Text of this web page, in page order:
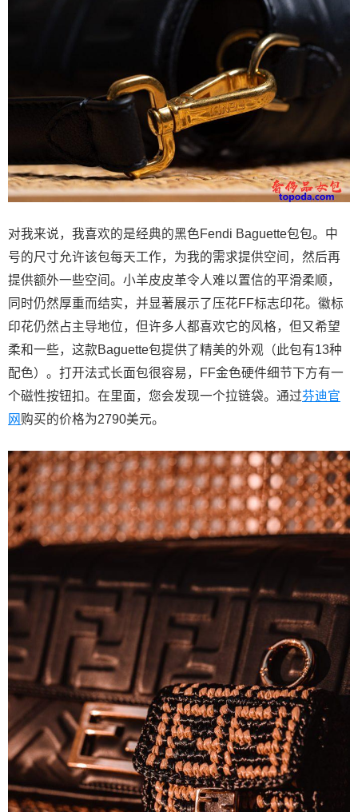
对我来说，我喜欢的是经典的黑色Fendi Baguette包包。中
号的尺寸允许该包每天工作，为我的需求提供空间，然后再
提供额外一些空间。小羊皮皮革令人难以置信的平滑柔顺，
同时仍然厚重而结实，并显著展示了压花FF标志印花。徽标
印花仍然占主导地位，但许多人都喜欢它的风格，但又希望
柔和一些，这款Baguette包提供了精美的外观（此包有13种
配色）。打开法式长面包很容易，FF金色硬件细节下方有一
个磁性按钮扣。在里面，您会发现一个拉链袋。通过芬迪官
网 购买的价格为2790美元。